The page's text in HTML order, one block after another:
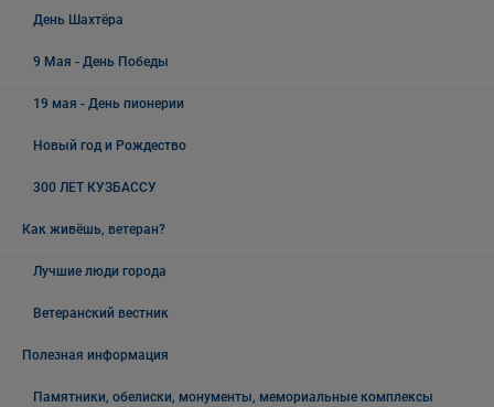
День Шахтёра
9 Мая - День Победы
19 мая - День пионерии
Новый год и Рождество
300 ЛЕТ КУЗБАССУ
Как живёшь, ветеран?
Лучшие люди города
Ветеранский вестник
Полезная информация
Памятники, обелиски, монументы, мемориальные комплексы